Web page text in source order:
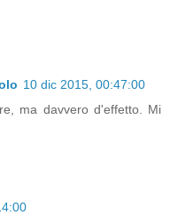
10 dic 2015, 00:47:00
ma davvero d'effetto. Mi